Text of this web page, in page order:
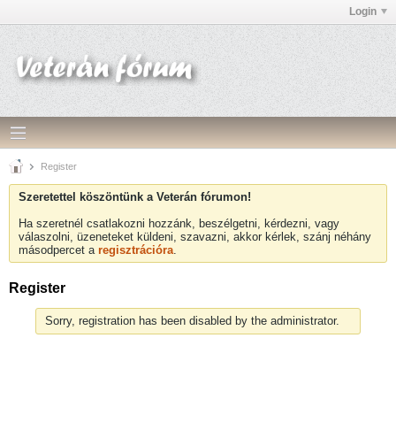
Login
Register
Szeretettel köszöntünk a Veterán fórumon!
Ha szeretnél csatlakozni hozzánk, beszélgetni, kérdezni, vagy
válaszolni, üzeneteket küldeni, szavazni, akkor kérlek, szánj néhány
másodpercet a regisztrációra.
Register
Sorry, registration has been disabled by the administrator.